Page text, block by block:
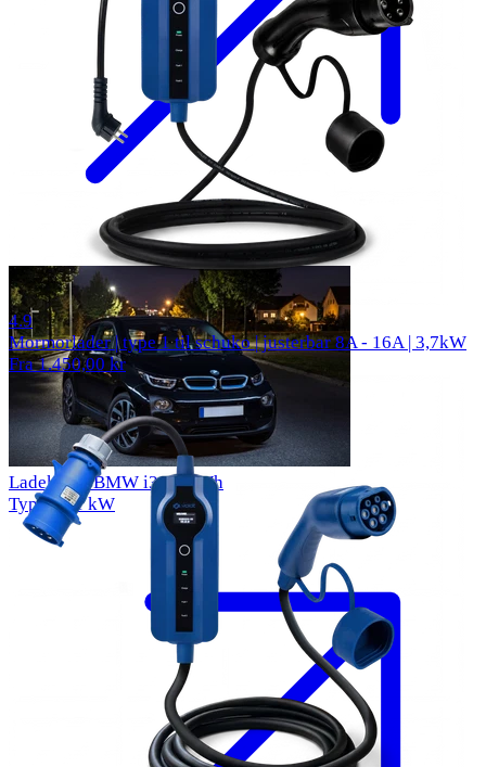
Ladekabel BMW i3 33 kWh
Type 211 kW
4.957 anmeldelser
Mormorlader | type 1 til schuko | justerbar 8A - 16A | 3,7kW
Fra 1.450,00 kr